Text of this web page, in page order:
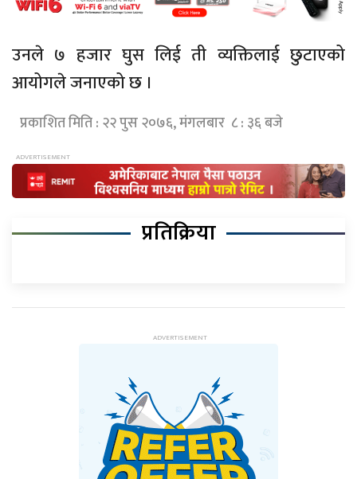
उनले ७ हजार घुस लिई ती व्यक्तिलाई छुटाएको
आयोगले जनाएको छ ।
प्रकाशित मिति : २२ पुस २०७६, मंगलबार ८ : ३६ बजे
प्रतिक्रिया